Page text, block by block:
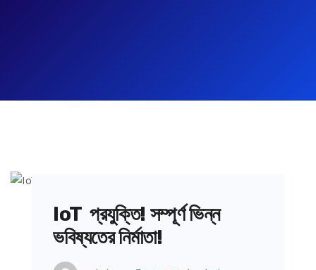
IoT প্রযুক্তি! সম্পূর্ণ ভিন্ন
ভবিষ্যতের নির্মাতা!